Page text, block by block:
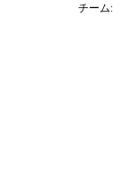
​チーム: